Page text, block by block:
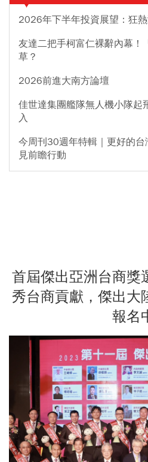
2026年下半年投資展望：狂
友達二把手柯富仁裸辭內幕！
草？
2026前進大南方論壇
佳世達集團艦隊無人機小隊起
入
今周刊30週年特輯｜更好的
見前瞻行動
首屆傑出亞洲台商獎
秀台商貢獻，傑出大
報名